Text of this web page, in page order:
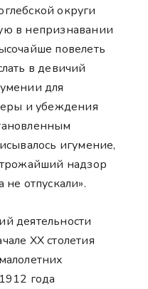
округи
в непризнавании
повелеть
в девичий
для
и убеждения
игумение,
надзор
отпускали».
деятельности
XX столетия
года